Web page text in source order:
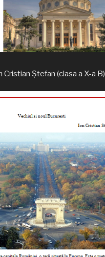
Ștefan (clasa a X-a B)